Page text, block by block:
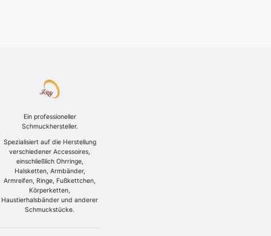
Ein professioneller
Schmuckhersteller.
Spezialisiert auf die Herstellung
verschiedener Accessoires,
einschließlich Ohrringe,
Halsketten, Armbänder,
Armreifen, Ringe, Fußkettchen,
Körperketten,
Haustierhalsbänder und anderer
Schmuckstücke.